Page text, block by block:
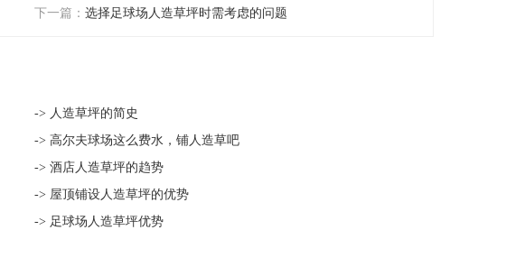
下一篇： 选择足球场人造草坪时需考虑的问题
-> 人造草坪的简史
-> 高尔夫球场这么费水，铺人造草吧
-> 酒店人造草坪的趋势
-> 屋顶铺设人造草坪的优势
-> 足球场人造草坪优势